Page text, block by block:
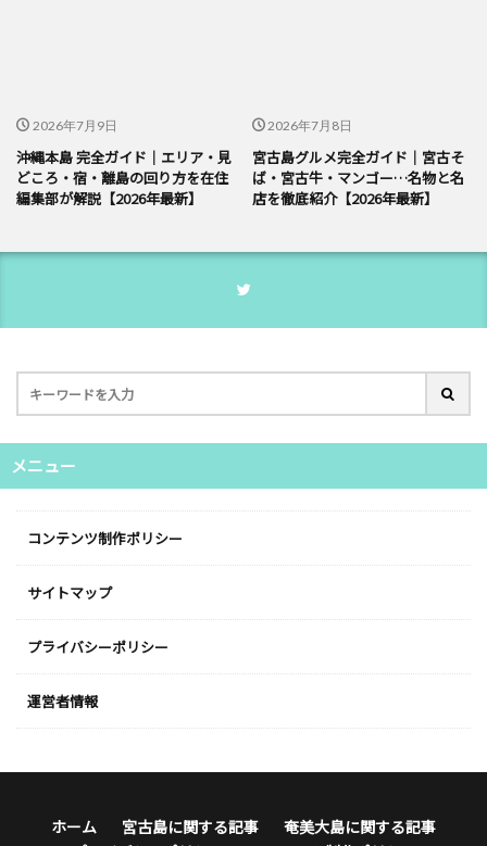
2026年7月9日
沖縄本島 完全ガイド｜エリア・見
どころ・宿・離島の回り方を在住
編集部が解説【2026年最新】
2026年7月8日
宮古島グルメ完全ガイド｜宮古そ
ば・宮古牛・マンゴー…名物と名
店を徹底紹介【2026年最新】
メニュー
コンテンツ制作ポリシー
サイトマップ
プライバシーポリシー
運営者情報
ホーム 宮古島に関する記事
奄美大島に関する記事